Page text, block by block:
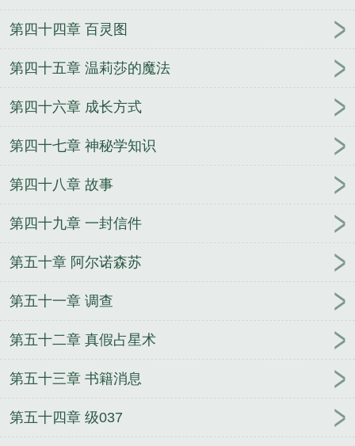
第四十四章 百灵图
第四十五章 温莉莎的魔法
第四十六章 成长方式
第四十七章 神秘学知识
第四十八章 故事
第四十九章 一封信件
第五十章 阿尔诺森苏
第五十一章 调查
第五十二章 真假占星术
第五十三章 书籍消息
第五十四章 级037